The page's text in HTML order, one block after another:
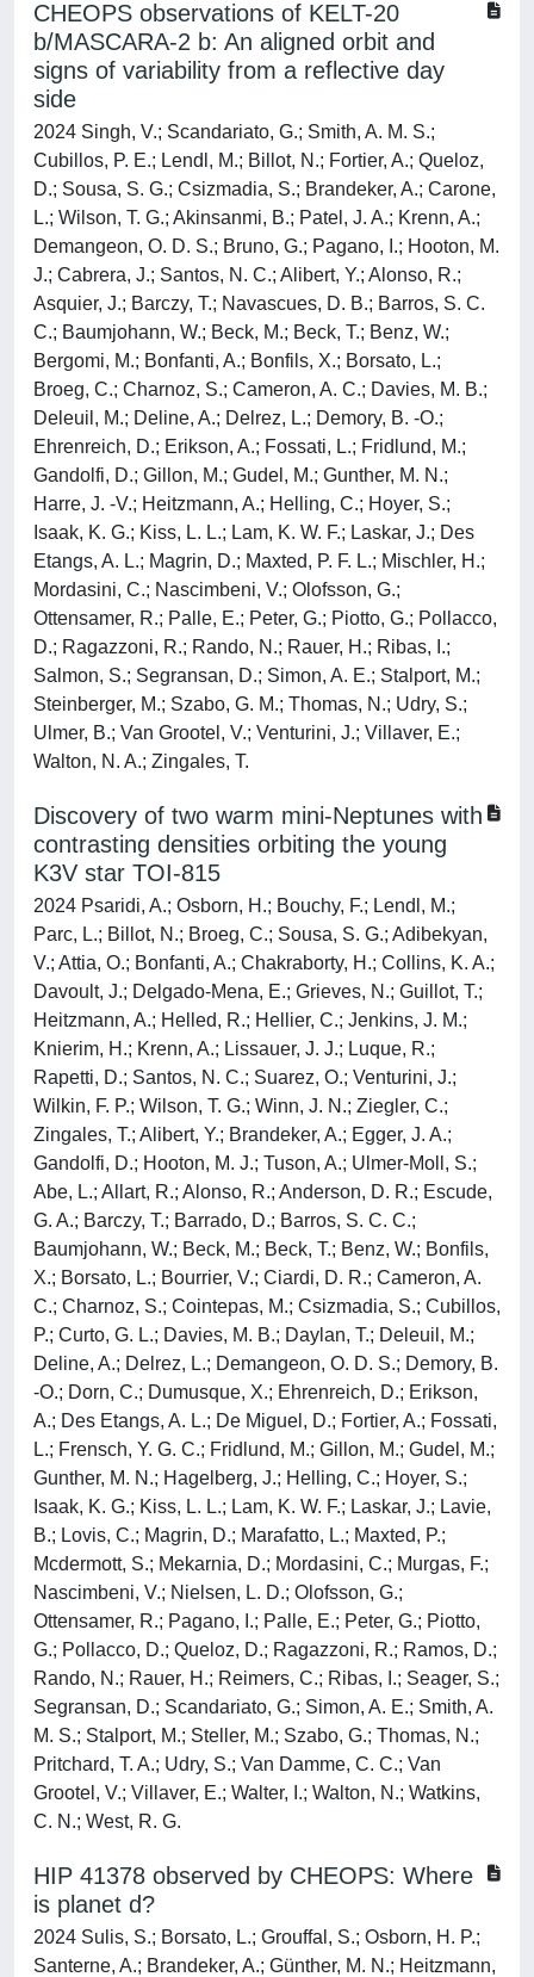
CHEOPS observations of KELT-20
b/MASCARA-2 b: An aligned orbit and
signs of variability from a reflective day
side
2024 Singh, V.; Scandariato, G.; Smith, A. M. S.;
Cubillos, P. E.; Lendl, M.; Billot, N.; Fortier, A.; Queloz,
D.; Sousa, S. G.; Csizmadia, S.; Brandeker, A.; Carone,
L.; Wilson, T. G.; Akinsanmi, B.; Patel, J. A.; Krenn, A.;
Demangeon, O. D. S.; Bruno, G.; Pagano, I.; Hooton, M.
J.; Cabrera, J.; Santos, N. C.; Alibert, Y.; Alonso, R.;
Asquier, J.; Barczy, T.; Navascues, D. B.; Barros, S. C.
C.; Baumjohann, W.; Beck, M.; Beck, T.; Benz, W.;
Bergomi, M.; Bonfanti, A.; Bonfils, X.; Borsato, L.;
Broeg, C.; Charnoz, S.; Cameron, A. C.; Davies, M. B.;
Deleuil, M.; Deline, A.; Delrez, L.; Demory, B. -O.;
Ehrenreich, D.; Erikson, A.; Fossati, L.; Fridlund, M.;
Gandolfi, D.; Gillon, M.; Gudel, M.; Gunther, M. N.;
Harre, J. -V.; Heitzmann, A.; Helling, C.; Hoyer, S.;
Isaak, K. G.; Kiss, L. L.; Lam, K. W. F.; Laskar, J.; Des
Etangs, A. L.; Magrin, D.; Maxted, P. F. L.; Mischler, H.;
Mordasini, C.; Nascimbeni, V.; Olofsson, G.;
Ottensamer, R.; Palle, E.; Peter, G.; Piotto, G.; Pollacco,
D.; Ragazzoni, R.; Rando, N.; Rauer, H.; Ribas, I.;
Salmon, S.; Segransan, D.; Simon, A. E.; Stalport, M.;
Steinberger, M.; Szabo, G. M.; Thomas, N.; Udry, S.;
Ulmer, B.; Van Grootel, V.; Venturini, J.; Villaver, E.;
Walton, N. A.; Zingales, T.
Discovery of two warm mini-Neptunes with
contrasting densities orbiting the young
K3V star TOI-815
2024 Psaridi, A.; Osborn, H.; Bouchy, F.; Lendl, M.;
Parc, L.; Billot, N.; Broeg, C.; Sousa, S. G.; Adibekyan,
V.; Attia, O.; Bonfanti, A.; Chakraborty, H.; Collins, K. A.;
Davoult, J.; Delgado-Mena, E.; Grieves, N.; Guillot, T.;
Heitzmann, A.; Helled, R.; Hellier, C.; Jenkins, J. M.;
Knierim, H.; Krenn, A.; Lissauer, J. J.; Luque, R.;
Rapetti, D.; Santos, N. C.; Suarez, O.; Venturini, J.;
Wilkin, F. P.; Wilson, T. G.; Winn, J. N.; Ziegler, C.;
Zingales, T.; Alibert, Y.; Brandeker, A.; Egger, J. A.;
Gandolfi, D.; Hooton, M. J.; Tuson, A.; Ulmer-Moll, S.;
Abe, L.; Allart, R.; Alonso, R.; Anderson, D. R.; Escude,
G. A.; Barczy, T.; Barrado, D.; Barros, S. C. C.;
Baumjohann, W.; Beck, M.; Beck, T.; Benz, W.; Bonfils,
X.; Borsato, L.; Bourrier, V.; Ciardi, D. R.; Cameron, A.
C.; Charnoz, S.; Cointepas, M.; Csizmadia, S.; Cubillos,
P.; Curto, G. L.; Davies, M. B.; Daylan, T.; Deleuil, M.;
Deline, A.; Delrez, L.; Demangeon, O. D. S.; Demory, B.
-O.; Dorn, C.; Dumusque, X.; Ehrenreich, D.; Erikson,
A.; Des Etangs, A. L.; De Miguel, D.; Fortier, A.; Fossati,
L.; Frensch, Y. G. C.; Fridlund, M.; Gillon, M.; Gudel, M.;
Gunther, M. N.; Hagelberg, J.; Helling, C.; Hoyer, S.;
Isaak, K. G.; Kiss, L. L.; Lam, K. W. F.; Laskar, J.; Lavie,
B.; Lovis, C.; Magrin, D.; Marafatto, L.; Maxted, P.;
Mcdermott, S.; Mekarnia, D.; Mordasini, C.; Murgas, F.;
Nascimbeni, V.; Nielsen, L. D.; Olofsson, G.;
Ottensamer, R.; Pagano, I.; Palle, E.; Peter, G.; Piotto,
G.; Pollacco, D.; Queloz, D.; Ragazzoni, R.; Ramos, D.;
Rando, N.; Rauer, H.; Reimers, C.; Ribas, I.; Seager, S.;
Segransan, D.; Scandariato, G.; Simon, A. E.; Smith, A.
M. S.; Stalport, M.; Steller, M.; Szabo, G.; Thomas, N.;
Pritchard, T. A.; Udry, S.; Van Damme, C. C.; Van
Grootel, V.; Villaver, E.; Walter, I.; Walton, N.; Watkins,
C. N.; West, R. G.
HIP 41378 observed by CHEOPS: Where
is planet d?
2024 Sulis, S.; Borsato, L.; Grouffal, S.; Osborn, H. P.;
Santerne, A.; Brandeker, A.; Günther, M. N.; Heitzmann,